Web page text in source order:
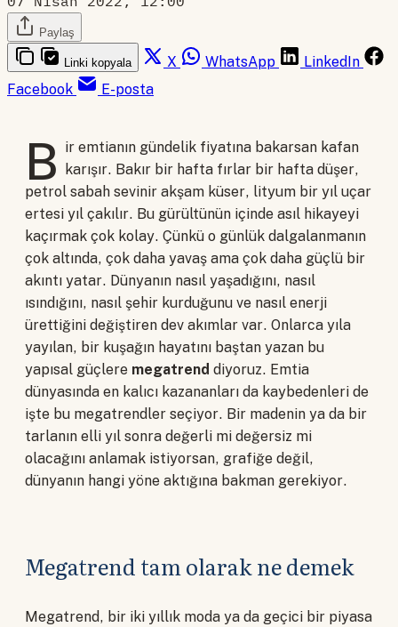
Paylaş
Linki kopyala X WhatsApp
LinkedIn
Facebook
E-posta
B ir emtianın gündelik fiyatına bakarsan kafan
karışır. Bakır bir hafta fırlar bir hafta düşer,
petrol sabah sevinir akşam küser, lityum bir yıl uçar
ertesi yıl çakılır. Bu gürültünün içinde asıl hikayeyi
kaçırmak çok kolay. Çünkü o günlük dalgalanmanın
çok altında, çok daha yavaş ama çok daha güçlü bir
akıntı yatar. Dünyanın nasıl yaşadığını, nasıl
ısındığını, nasıl şehir kurduğunu ve nasıl enerji
ürettiğini değiştiren dev akımlar var. Onlarca yıla
yayılan, bir kuşağın hayatını baştan yazan bu
yapısal güçlere megatrend diyoruz. Emtia
dünyasında en kalıcı kazananları da kaybedenleri de
işte bu megatrendler seçiyor. Bir madenin ya da bir
tarlanın elli yıl sonra değerli mi değersiz mi
olacağını anlamak istiyorsan, grafiğe değil,
dünyanın hangi yöne aktığına bakman gerekiyor.
Megatrend tam olarak ne demek
Megatrend, bir iki yıllık moda ya da geçici bir piyasa